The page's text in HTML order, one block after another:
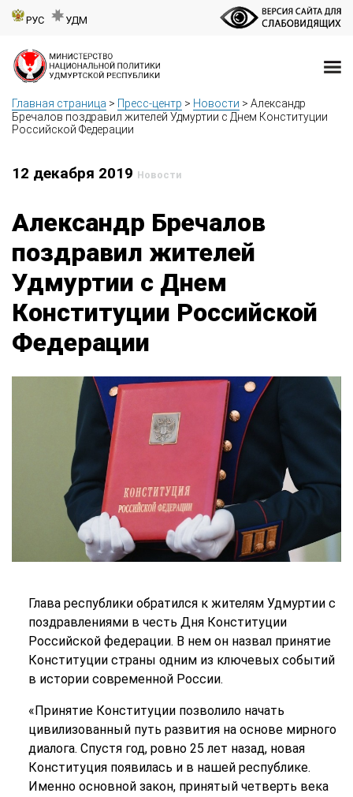
РУС УДМ
Главная страница > Пресс-центр > Новости > Александр
Бречалов поздравил жителей Удмуртии с Днем Конституции
Российской Федерации
12 декабря 2019 Новости
Александр Бречалов
поздравил жителей
Удмуртии с Днем
Конституции Российской
Федерации
Глава республики обратился к жителям Удмуртии с
поздравлениями в честь Дня Конституции
Российской федерации. В нем он назвал принятие
Конституции страны одним из ключевых событий
в истории современной России.
«Принятие Конституции позволило начать
цивилизованный путь развития на основе мирного
диалога. Спустя год, ровно 25 лет назад, новая
Конституция появилась и в нашей республике.
Именно основной закон, принятый четверть века